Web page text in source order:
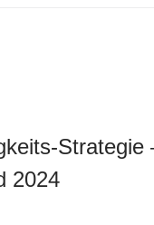
2024